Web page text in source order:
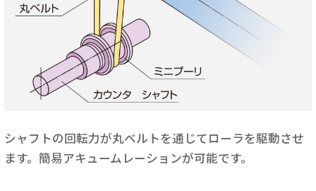
シャフトの回転力が丸ベルトを通じてローラを駆動させ
ます。簡易アキュームレーションが可能です。